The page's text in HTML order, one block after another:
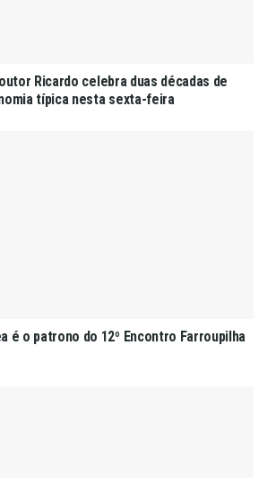
Ricardo celebra duas décadas de
típica nesta sexta-feira
é o patrono do 12º Encontro Farroupilha